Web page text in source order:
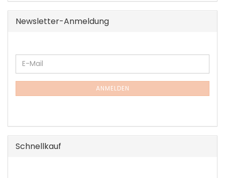
Newsletter-Anmeldung
WEITER
ZUR
NEWSLETTER-
E-
Mail
ANMELDEN
Schnellkauf